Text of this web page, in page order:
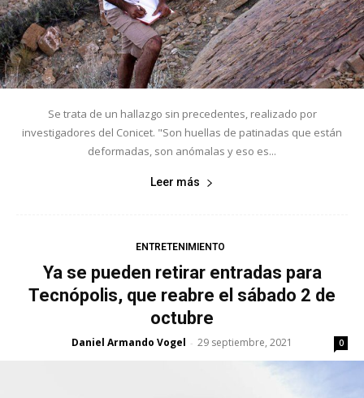
Se trata de un hallazgo sin precedentes, realizado por
investigadores del Conicet. "Son huellas de patinadas que están
deformadas, son anómalas y eso es...
Leer más
ENTRETENIMIENTO
Ya se pueden retirar entradas para
Tecnópolis, que reabre el sábado 2 de
octubre
Daniel Armando Vogel - 29 septiembre, 2021 0